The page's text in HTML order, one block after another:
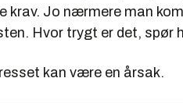
krav. Jo nærmere man
Hvor trygt er det, spør
kan være en årsak.